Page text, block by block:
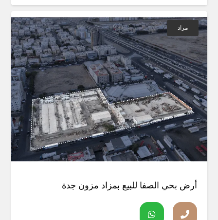
مزاد
أرض بحي الصفا للبيع بمزاد مزون جدة